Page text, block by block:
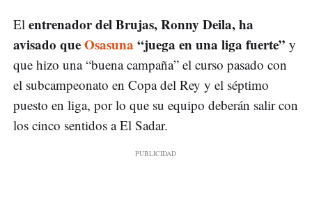
El entrenador del Brujas, Ronny Deila, ha
avisado queOsasuna “juega en una liga fuerte” y
que hizo una “buena campaña” el curso pasado con
el subcampeonato en Copa del Rey y el séptimo
puesto en liga, por lo que su equipo deberán salir con
los cinco sentidos a El Sadar.